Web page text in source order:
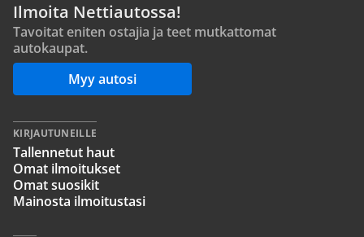
Ilmoita Nettiautossa!
Tavoitat eniten ostajia ja teet mutkattomat
autokaupat.
Myy autosi
KIRJAUTUNEILLE
Tallennetut haut
Omat ilmoitukset
Omat suosikit
Mainosta ilmoitustasi